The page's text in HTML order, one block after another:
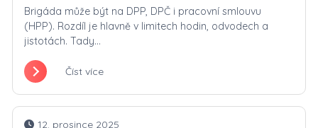
Brigáda může být na DPP, DPČ i pracovní smlouvu
(HPP). Rozdíl je hlavně v limitech hodin, odvodech a
jistotách. Tady...
Číst více
12. prosince 2025